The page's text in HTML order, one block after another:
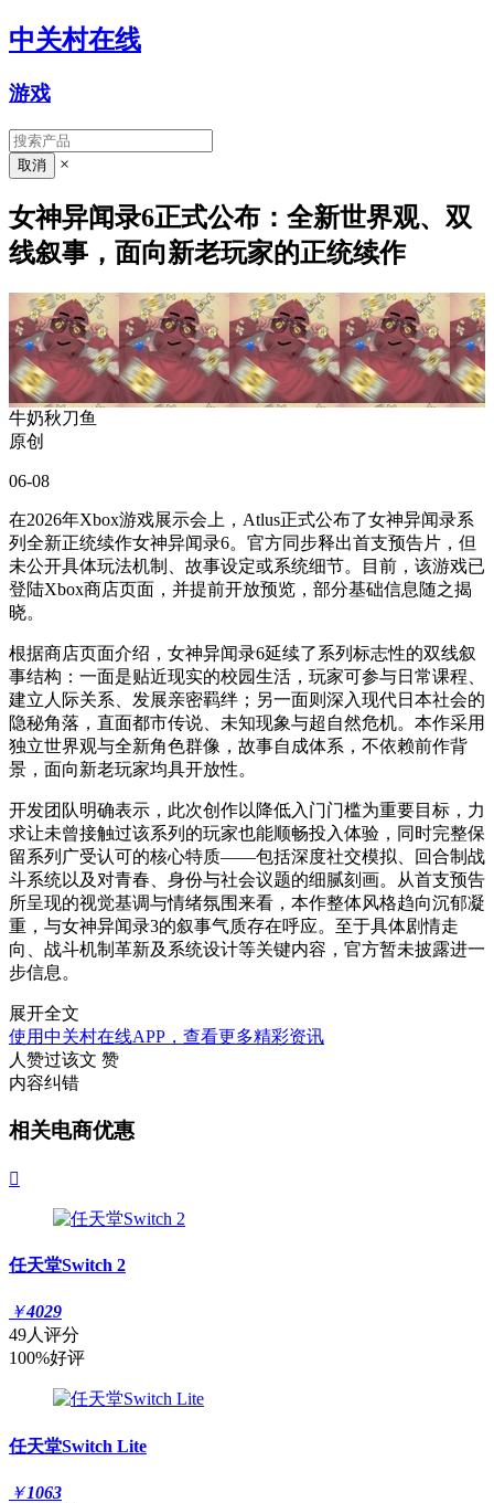
中关村在线
游戏
×
女神异闻录6正式公布：全新世界观、双
线叙事，面向新老玩家的正统续作
牛奶秋刀鱼
原创
06-08
在2026年Xbox游戏展示会上，Atlus正式公布了女神异闻录系
列全新正统续作女神异闻录6。官方同步释出首支预告片，但
未公开具体玩法机制、故事设定或系统细节。目前，该游戏已
登陆Xbox商店页面，并提前开放预览，部分基础信息随之揭
晓。
根据商店页面介绍，女神异闻录6延续了系列标志性的双线叙
事结构：一面是贴近现实的校园生活，玩家可参与日常课程、
建立人际关系、发展亲密羁绊；另一面则深入现代日本社会的
隐秘角落，直面都市传说、未知现象与超自然危机。本作采用
独立世界观与全新角色群像，故事自成体系，不依赖前作背
景，面向新老玩家均具开放性。
开发团队明确表示，此次创作以降低入门门槛为重要目标，力
求让未曾接触过该系列的玩家也能顺畅投入体验，同时完整保
留系列广受认可的核心特质——包括深度社交模拟、回合制战
斗系统以及对青春、身份与社会议题的细腻刻画。从首支预告
所呈现的视觉基调与情绪氛围来看，本作整体风格趋向沉郁凝
重，与女神异闻录3的叙事气质存在呼应。至于具体剧情走
向、战斗机制革新及系统设计等关键内容，官方暂未披露进一
步信息。
展开全文
使用中关村在线APP，查看更多精彩资讯
人赞过该文 赞
内容纠错
相关电商优惠

任天堂Switch 2
￥4029
49人评分
100%好评
任天堂Switch Lite
￥1063